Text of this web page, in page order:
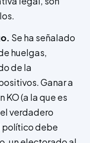
Se ha señalado
huelgas,
de la
Ganar a
KO (a la que es
verdadero
político debe